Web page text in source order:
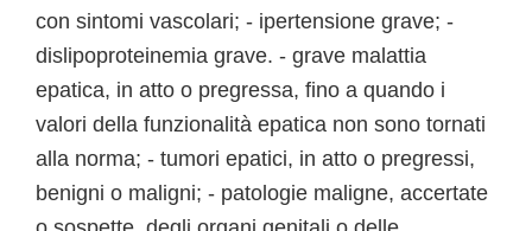
con sintomi vascolari; - ipertensione grave; -
dislipoproteinemia grave. - grave malattia
epatica, in atto o pregressa, fino a quando i
valori della funzionalità epatica non sono tornati
alla norma; - tumori epatici, in atto o pregressi,
benigni o maligni; - patologie maligne, accertate